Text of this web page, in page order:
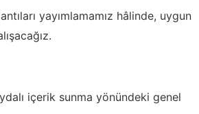
yayımlamamız hâlinde, uygun
içerik sunma yönündeki genel